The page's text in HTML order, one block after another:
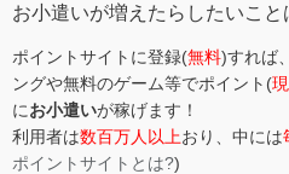
お小遣いが増えたらしたいこと
ポイントサイトに登録(無料)すれば、
ングや無料のゲーム等でポイント(
にお小遣いが稼げます！
利用者は数百万人以上おり、中には
ポイントサイトとは?)